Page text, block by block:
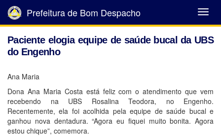
Abrir
Menu
Prefeitura de Bom Despacho
Paciente elogia equipe de saúde bucal da UBS
do Engenho
Ana Maria
Dona Ana Maria Costa está feliz com o atendimento que vem
recebendo na UBS Rosalina Teodora, no Engenho.
Recentemente, ela foi acolhida pela equipe de saúde bucal e
ganhou nova dentadura. “Agora eu fiquei muito bonita. Agora
estou chique”, comemora.